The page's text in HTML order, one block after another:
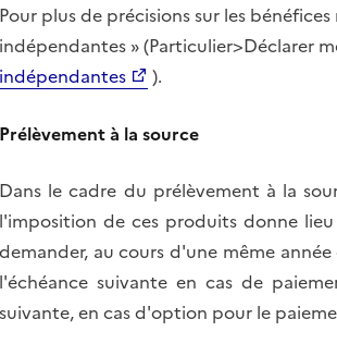
Pour plus de précisions sur les
indépendantes » (Particulier>Déclarer
indépendantes
).
Prélèvement à la source
Dans le cadre du prélèvement à la
l'imposition de ces produits donne
demander, au cours d'une même
l'échéance suivante en cas de
suivante, en cas d'option pour le